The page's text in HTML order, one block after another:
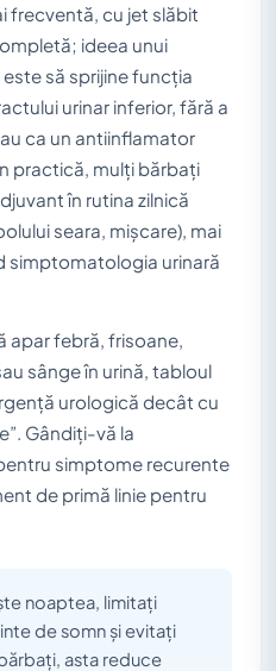
frecventă, cu jet slăbit
ideea unui
să sprijine funcția
urinar inferior, fără a
ca un antiinflamator
practică, mulți bărbați
în rutina zilnică
seara, mișcare), mai
simptomatologia urinară
febră, frisoane,
sânge în urină, tabloul
urologică decât cu
Gândiți-vă la
simptome recurente
de primă linie pentru
noaptea, limitați
de somn și evitați
asta reduce